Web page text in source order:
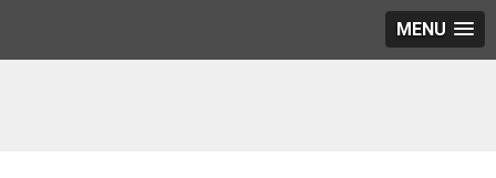
MENU